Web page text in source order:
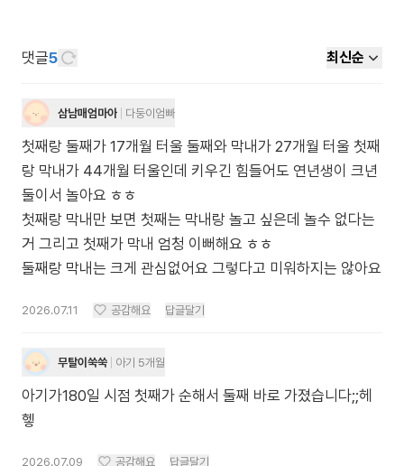
댓글5 최신순
삼남매엄마아 다둥이엄빠
첫째랑 둘째가 17개월 터울 둘째와 막내가 27개월 터울 첫째
랑 막내가 44개월 터울인데 키우긴 힘들어도 연년생이 크년
둘이서 놀아요 ㅎㅎ
첫째랑 막내만 보면 첫째는 막내랑 놀고 싶은데 놀수 없다는
거 그리고 첫째가 막내 엄청 이뻐해요 ㅎㅎ
둘째랑 막내는 크게 관심없어요 그렇다고 미워하지는 않아요
2026.07.11 공감해요 답글달기
무탈이쑥쑥 아기 5개월
아기가180일 시점 첫째가 순해서 둘째 바로 가졌습니다;;헤
헿
2026.07.09 공감해요 답글달기